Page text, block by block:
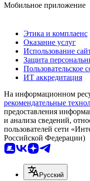
Мобильное приложение
Этика и комплаенс
Оказание услуг
Использование
Защита
Пользовательское
ИТ аккредитация
На информационном
рекомендательные
предоставления
и анализа сведений,
пользователей сети
Российской Федерации)
Русский